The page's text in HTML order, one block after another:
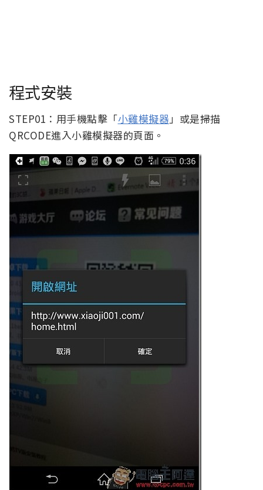
程式安裝
STEP01：用手機點擊「小雞模擬器」或是掃描
QRCODE進入小雞模擬器的頁面。